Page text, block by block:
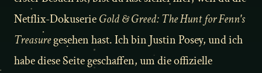
Netflix-DokuserieGold & Greed: The Hunt for Fenn's
Treasuregesehen hast. Ich bin Justin Posey, und ich
habe diese Seite geschaffen, um die offizielle